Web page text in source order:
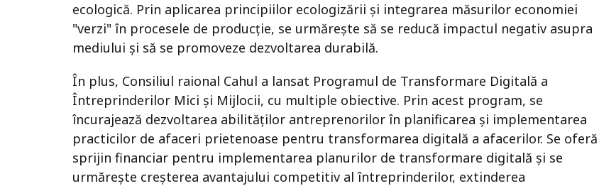
ecologică. Prin aplicarea principiilor ecologizării și integrarea măsurilor economiei
"verzi" în procesele de producție, se urmărește să se reducă impactul negativ asupra
mediului și să se promoveze dezvoltarea durabilă.
În plus, Consiliul raional Cahul a lansat Programul de Transformare Digitală a
Întreprinderilor Mici și Mijlocii, cu multiple obiective. Prin acest program, se
încurajează dezvoltarea abilităților antreprenorilor în planificarea și implementarea
practicilor de afaceri prietenoase pentru transformarea digitală a afacerilor. Se oferă
sprijin financiar pentru implementarea planurilor de transformare digitală și se
urmărește creșterea avantajului competitiv al întreprinderilor, extinderea